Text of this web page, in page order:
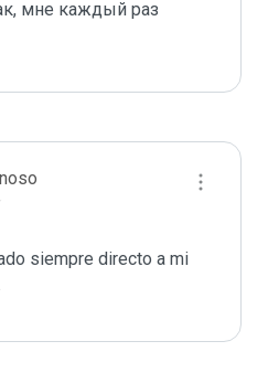
мне каждый раз
siempre directo a mi